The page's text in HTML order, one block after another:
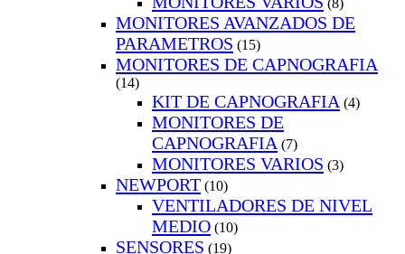
(8)
MONITORES AVANZADOS DE
PARAMETROS (15)
MONITORES DE CAPNOGRAFIA
(14)
KIT DE CAPNOGRAFIA (4)
MONITORES DE
CAPNOGRAFIA (7)
MONITORES VARIOS (3)
NEWPORT (10)
VENTILADORES DE NIVEL
MEDIO (10)
SENSORES (19)